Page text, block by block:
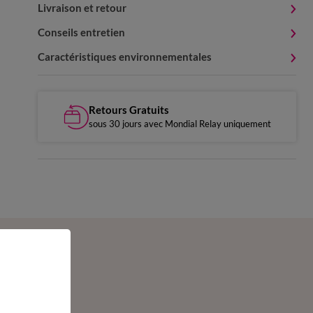
Livraison et retour
Conseils entretien
Caractéristiques environnementales
Retours Gratuits
sous 30 jours avec Mondial Relay uniquement